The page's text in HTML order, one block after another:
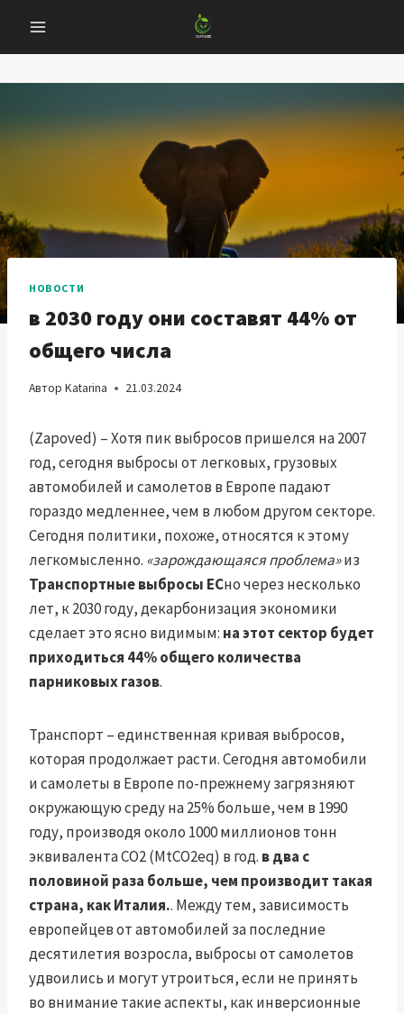
содержанию
НОВОСТИ
в 2030 году они составят 44% от
общего числа
Автор Katarina 21.03.2024
(Zapoved) – Хотя пик выбросов пришелся на 2007
год, сегодня выбросы от легковых, грузовых
автомобилей и самолетов в Европе падают
гораздо медленнее, чем в любом другом секторе.
Сегодня политики, похоже, относятся к этому
легкомысленно. «зарождающаяся проблема»из
Транспортные выбросы ЕСно через несколько
лет, к 2030 году, декарбонизация экономики
сделает это ясно видимым: на этот сектор будет
приходиться 44% общего количества
парниковых газов.
Транспорт – единственная кривая выбросов,
которая продолжает расти. Сегодня автомобили
и самолеты в Европе по-прежнему загрязняют
окружающую среду на 25% больше, чем в 1990
году, производя около 1000 миллионов тонн
эквивалента CO2 (MtCO2eq) в год. в два с
половиной раза больше, чем производит такая
страна, как Италия.. Между тем, зависимость
европейцев от автомобилей за последние
десятилетия возросла, выбросы от самолетов
удвоились и могут утроиться, если не принять
во внимание такие аспекты, как инверсионные